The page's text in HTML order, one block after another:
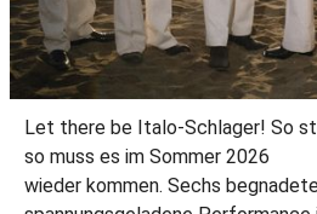
Let there be Italo-Schlager! So
so muss es im Sommer 2026
wieder kommen. Sechs